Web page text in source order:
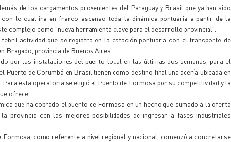
de los cargamentos provenientes del Paraguay y Brasil que ya han sido
lo cual ira en franco ascenso toda la dinámica portuaria a partir de la
complejo como "nueva herramienta clave para el desarrollo provincial".
actividad que se registra en la estación portuaria con el transporte de
Bragado, provincia de Buenos Aires.
por las instalaciones del puerto local en las últimas dos semanas, para el
de Corumbá en Brasil tienen como destino final una acería ubicada en
esta operatoria se eligió el Puerto de Formosa por su competitividad y la
ofrece.
que ha cobrado el puerto de Formosa en un hecho que sumado a la oferta
provincia con las mejores posibilidades de ingresar a fases industriales
Formosa, como referente a nivel regional y nacional, comenzó a concretarse